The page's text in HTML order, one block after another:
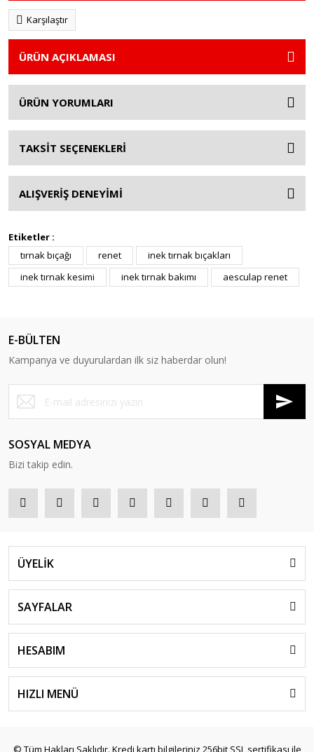
Karşılaştır
ÜRÜN AÇIKLAMASI
ÜRÜN YORUMLARI
TAKSİT SEÇENEKLERİ
ALIŞVERİŞ DENEYİMİ
Etiketler :
tırnak bıçağı
renet
inek tırnak bıçakları
inek tırnak kesimi
inek tırnak bakımı aesculap renet
E-BÜLTEN
Kampanya ve duyurulardan ilk siz haberdar olun!
SOSYAL MEDYA
Bizi takip edin.
ÜYELİK
SAYFALAR
HESABIM
HIZLI MENÜ
© Tüm Hakları Saklıdır. Kredi kartı bilgileriniz 256bit SSL sertifikası ile